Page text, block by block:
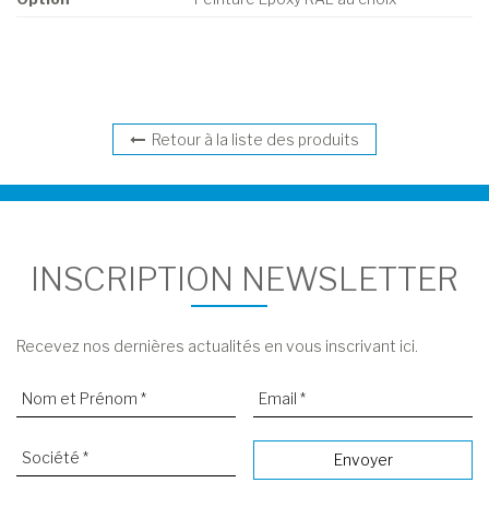
Retour à la liste des produits
INSCRIPTION NEWSLETTER
Recevez nos dernières actualités en vous inscrivant ici.